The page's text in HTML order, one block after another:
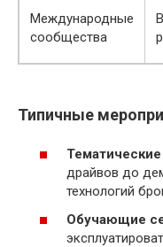
Международные
сообщества
Типичные
драйвов до
технологий
Обучающие